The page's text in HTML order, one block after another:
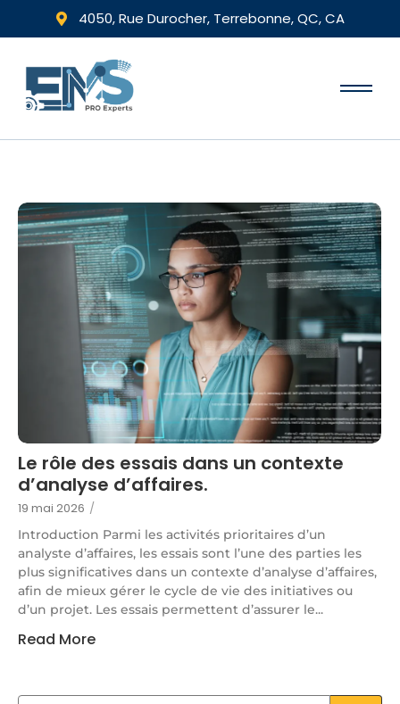
4050, Rue Durocher, Terrebonne, QC, CA
Le rôle des essais dans un contexte
d’analyse d’affaires.
19 mai 2026 /
Introduction Parmi les activités prioritaires d’un
analyste d’affaires, les essais sont l’une des parties les
plus significatives dans un contexte d’analyse d’affaires,
afin de mieux gérer le cycle de vie des initiatives ou
d’un projet. Les essais permettent d’assurer le...
Read More